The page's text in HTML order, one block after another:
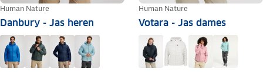
Human Nature
Danbury - Jas heren
Human Nature
Votara - Jas dames